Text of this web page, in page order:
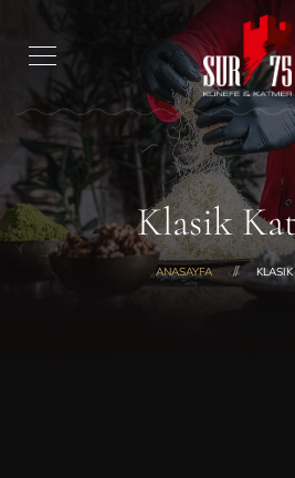
Klasik
ANASAYFA